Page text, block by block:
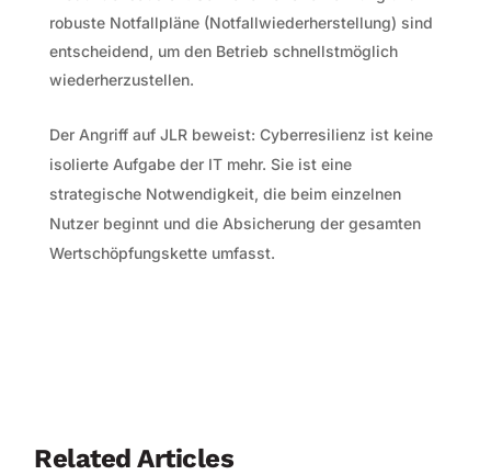
robuste Notfallpläne (Notfallwiederherstellung) sind
entscheidend, um den Betrieb schnellstmöglich
wiederherzustellen.
Der Angriff auf JLR beweist: Cyberresilienz ist keine
isolierte Aufgabe der IT mehr. Sie ist eine
strategische Notwendigkeit, die beim einzelnen
Nutzer beginnt und die Absicherung der gesamten
Wertschöpfungskette umfasst.
Related Articles